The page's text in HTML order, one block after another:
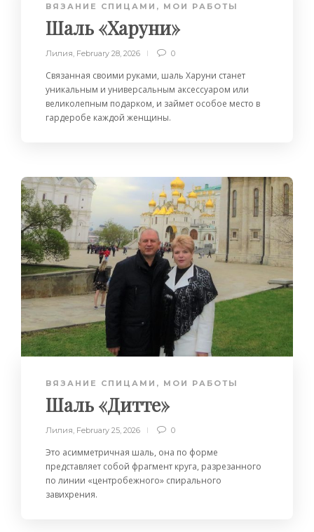
ВЯЗАНИЕ СПИЦАМИ , МОИ РАБОТЫ
Шаль «Харуни»
Лилия February 28, 2026 0
Связанная своими руками, шаль Харуни станет
уникальным и универсальным аксессуаром или
великолепным подарком, и займет особое место в
гардеробе каждой женщины.
ВЯЗАНИЕ СПИЦАМИ , МОИ РАБОТЫ
Шаль «Дитте»
Лилия, February 25, 2026 0
Это асимметричная шаль, она по форме
представляет собой фрагмент круга, разрезанного
по линии «центробежного» спирального
завихрения.